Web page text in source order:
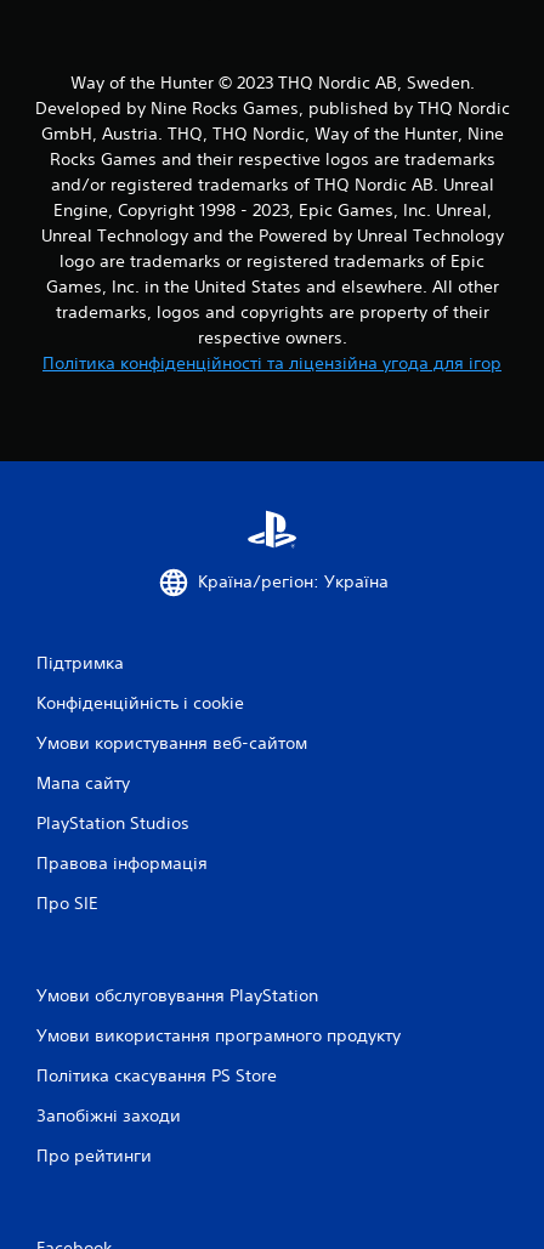
Way of the Hunter © 2023 THQ Nordic AB, Sweden.
Developed by Nine Rocks Games, published by THQ Nordic
GmbH, Austria. THQ, THQ Nordic, Way of the Hunter, Nine
Rocks Games and their respective logos are trademarks
and/or registered trademarks of THQ Nordic AB. Unreal
Engine, Copyright 1998 - 2023, Epic Games, Inc. Unreal,
Unreal Technology and the Powered by Unreal Technology
logo are trademarks or registered trademarks of Epic
Games, Inc. in the United States and elsewhere. All other
trademarks, logos and copyrights are property of their
respective owners.
Політика конфіденційності та ліцензійна угода для ігор
Країна/регіон: Україна
Підтримка
Конфіденційність і cookie
Умови користування веб-сайтом
Мапа сайту
PlayStation Studios
Правова інформація
Про SIE
Умови обслуговування PlayStation
Умови використання програмного продукту
Політика скасування PS Store
Запобіжні заходи
Про рейтинги